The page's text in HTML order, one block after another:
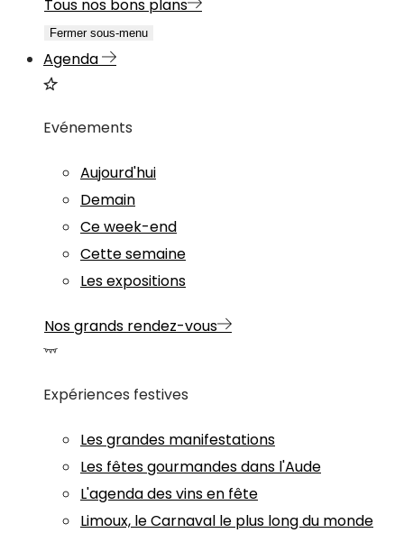
Tous nos bons plans
Fermer sous-menu
Agenda
Evénements
Aujourd'hui
Demain
Ce week-end
Cette semaine
Les expositions
Nos grands rendez-vous
Expériences festives
Les grandes manifestations
Les fêtes gourmandes dans l'Aude
L'agenda des vins en fête
Limoux, le Carnaval le plus long du monde